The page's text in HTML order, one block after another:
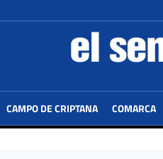
CAMPO DE CRIPTANA COMARCA